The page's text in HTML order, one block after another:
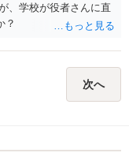
、学校が役者さんに直
？
次へ